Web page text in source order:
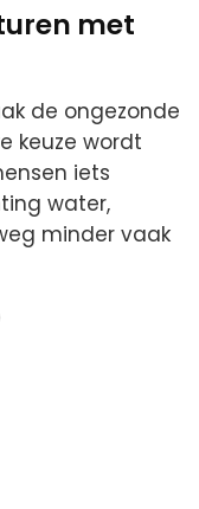
met
de ongezonde
keuze wordt
iets
water,
minder vaak